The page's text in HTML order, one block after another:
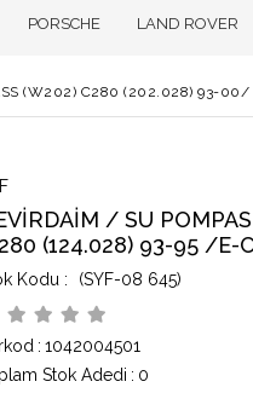
PORSCHE LAND ROVER
(W202) C280 (202.028) 93-
/ SU
(124.028) 93-95 /E-
(SYF-08 645)
: 1042004501
Stok Adedi : 0